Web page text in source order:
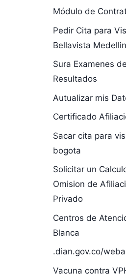
Módulo de
Pedir Cita para
Bellavista Medellin
Sura Examenes
Resultados
Autualizar mis
Certificado
Sacar cita para
bogota
Solicitar un
Omision de
Privado
Centros de
Blanca
.dian.gov.co/
Vacuna contra